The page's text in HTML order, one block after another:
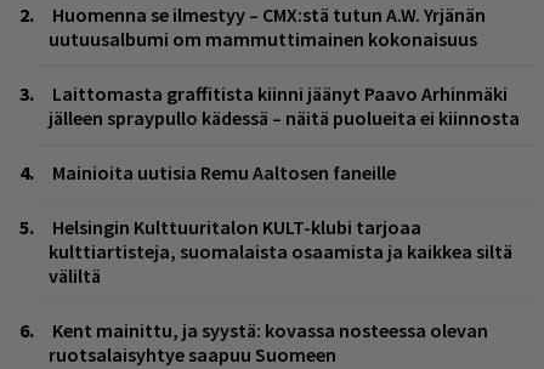
Huomenna se ilmestyy – CMX:stä tutun A.W. Yrjänän
uutuusalbumi om mammuttimainen kokonaisuus
Laittomasta graffitista kiinni jäänyt Paavo Arhinmäki
jälleen spraypullo kädessä – näitä puolueita ei kiinnosta
Mainioita uutisia Remu Aaltosen faneille
Helsingin Kulttuuritalon KULT-klubi tarjoaa
kulttiartisteja, suomalaista osaamista ja kaikkea siltä
väliltä
Kent mainittu, ja syystä: kovassa nosteessa olevan
ruotsalaisyhtye saapuu Suomeen